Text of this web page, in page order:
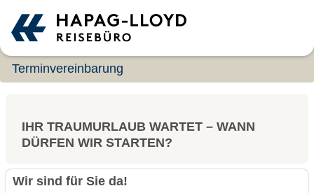
Terminvereinbarung
IHR TRAUMURLAUB WARTET – WANN
DÜRFEN WIR STARTEN?
Wir sind für Sie da!